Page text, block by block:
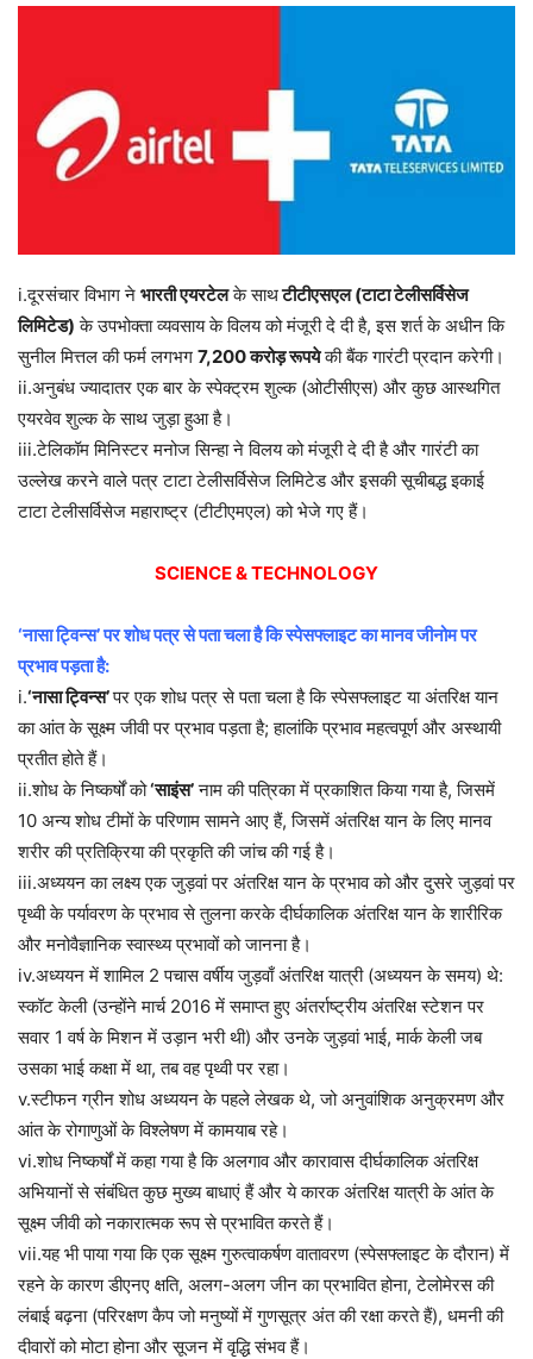
i.दूरसंचार विभाग ने भारती एयरटेलके साथटीटीएसएल (टाटा टेलीसर्विसेज
लिमिटेड) के उपभोक्ता व्यवसाय के विलय को मंजूरी दे दी है, इस शर्त के अधीन कि
सुनील मित्तल की फर्म लगभग 7,200 करोड़ रूपयेकी बैंक गारंटी प्रदान करेगी।
ii.अनुबंध ज्यादातर एक बार के स्पेक्ट्रम शुल्क (ओटीसीएस) और कुछ आस्थगित
एयरवेव शुल्क के साथ जुड़ा हुआ है।
iii.टेलिकॉम मिनिस्टर मनोज सिन्हा ने विलय को मंजूरी दे दी है और गारंटी का
उल्लेख करने वाले पत्र टाटा टेलीसर्विसेज लिमिटेड और इसकी सूचीबद्ध इकाई
टाटा टेलीसर्विसेज महाराष्ट्र (टीटीएमएल) को भेजे गए हैं।
SCIENCE & TECHNOLOGY
‘नासा ट्विन्स’ पर शोध पत्र से पता चला है कि स्पेसफ्लाइट का मानव जीनोम पर
प्रभाव पड़ता है:
i.‘नासा ट्विन्स’पर एक शोध पत्र से पता चला है कि स्पेसफ्लाइट या अंतरिक्ष यान
का आंत के सूक्ष्म जीवी पर प्रभाव पड़ता है; हालांकि प्रभाव महत्वपूर्ण और अस्थायी
प्रतीत होते हैं।
ii.शोध के निष्कर्षों को‘साइंस’नाम की पत्रिका में प्रकाशित किया गया है, जिसमें
10 अन्य शोध टीमों के परिणाम सामने आए हैं, जिसमें अंतरिक्ष यान के लिए मानव
शरीर की प्रतिक्रिया की प्रकृति की जांच की गई है।
iii.अध्ययन का लक्ष्य एक जुड़वां पर अंतरिक्ष यान के प्रभाव को और दुसरे जुड़वां पर
पृथ्वी के पर्यावरण के प्रभाव से तुलना करके दीर्घकालिक अंतरिक्ष यान के शारीरिक
और मनोवैज्ञानिक स्वास्थ्य प्रभावों को जानना है।
iv.अध्ययन में शामिल 2 पचास वर्षीय जुड़वाँ अंतरिक्ष यात्री (अध्ययन के समय) थे:
स्कॉट केली (उन्होंने मार्च 2016 में समाप्त हुए अंतर्राष्ट्रीय अंतरिक्ष स्टेशन पर
सवार 1 वर्ष के मिशन में उड़ान भरी थी) और उनके जुड़वां भाई, मार्क केली जब
उसका भाई कक्षा में था, तब वह पृथ्वी पर रहा।
v.स्टीफन ग्रीन शोध अध्ययन के पहले लेखक थे, जो अनुवांशिक अनुक्रमण और
आंत के रोगाणुओं के विश्लेषण में कामयाब रहे।
vi.शोध निष्कर्षों में कहा गया है कि अलगाव और कारावास दीर्घकालिक अंतरिक्ष
अभियानों से संबंधित कुछ मुख्य बाधाएं हैं और ये कारक अंतरिक्ष यात्री के आंत के
सूक्ष्म जीवी को नकारात्मक रूप से प्रभावित करते हैं।
vii.यह भी पाया गया कि एक सूक्ष्म गुरुत्वाकर्षण वातावरण (स्पेसफ्लाइट के दौरान) में
रहने के कारण डीएनए क्षति, अलग-अलग जीन का प्रभावित होना, टेलोमेरस की
लंबाई बढ़ना (परिरक्षण कैप जो मनुष्यों में गुणसूत्र अंत की रक्षा करते हैं), धमनी की
दीवारों को मोटा होना और सूजन में वृद्धि संभव हैं।